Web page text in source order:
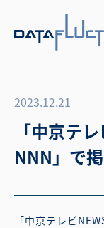
2023.12.21
「中京テ
NNN」で
「中京テレビ